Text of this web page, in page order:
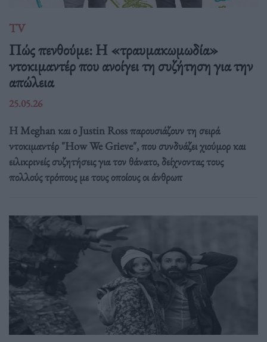
TV
Πώς πενθούμε: Η «τραυμακωμωδία»
ντοκιμαντέρ που ανοίγει τη συζήτηση για την
απώλεια
25.05.26
Η Meghan και ο Justin Ross παρουσιάζουν τη σειρά
ντοκιμαντέρ "How We Grieve", που συνδυάζει χιούμορ και
ειλικρινείς συζητήσεις για τον θάνατο, δείχνοντας τους
πολλούς τρόπους με τους οποίους οι άνθρωπ